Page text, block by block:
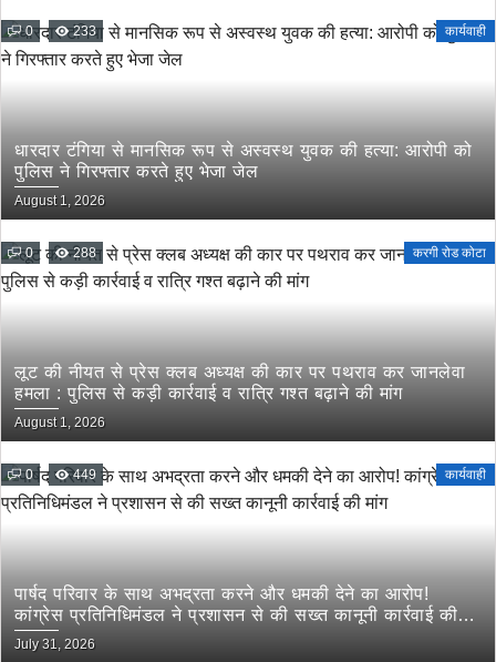
0 233 कार्यवाही
धारदार टंगिया से मानसिक रूप से अस्वस्थ युवक की हत्या: आरोपी को
पुलिस ने गिरफ्तार करते हुए भेजा जेल
August 1, 2026
0 288 करगी रोड कोटा
लूट की नीयत से प्रेस क्लब अध्यक्ष की कार पर पथराव कर जानलेवा
हमला : पुलिस से कड़ी कार्रवाई व रात्रि गश्त बढ़ाने की मांग
August 1, 2026
0 449 कार्यवाही
पार्षद परिवार के साथ अभद्रता करने और धमकी देने का आरोप!
कांग्रेस प्रतिनिधिमंडल ने प्रशासन से की सख्त कानूनी कार्रवाई की
मांग
July 31, 2026